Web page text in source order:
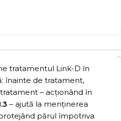
tratamentul Link-D în
înainte de tratament,
– acționând în
– ajută la menținerea
părul împotriva